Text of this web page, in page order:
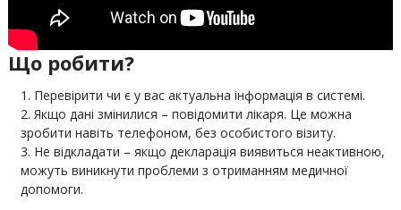
Що робити?
Перевірити чи є у вас актуальна інформація в системі.
Якщо дані змінилися – повідомити лікаря. Це можна
зробити навіть телефоном, без особистого візиту.
Не відкладати – якщо декларація виявиться неактивною,
можуть виникнути проблеми з отриманням медичної
допомоги.